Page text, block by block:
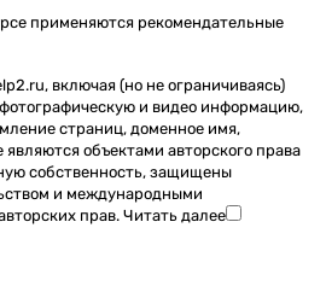
применяются рекомендательные
включая (но не ограничиваясь)
и видео информацию,
страниц, доменное имя,
объектами авторского права
собственность, защищены
и международными
прав. Читать далее